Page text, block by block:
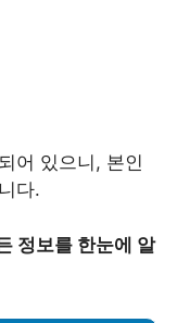
어 있으니, 본인
다.
정보를 한눈에 알